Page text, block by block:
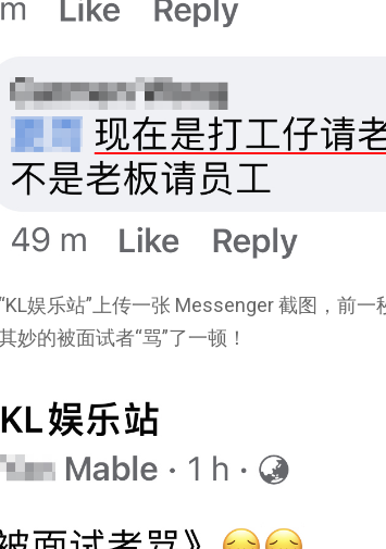
娱乐站”上传一张 Messenger 截图，前一
妙的被面试者“骂”了一顿！